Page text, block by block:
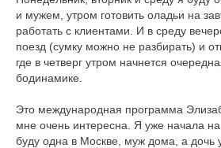
и мужем, утром готовить оладьи на
работать с клиентами. И в среду
поезд (сумку можно не разбирать) и
где в четверг утром начнется
бодинамике.
Это международная программа
мне очень интересна. Я уже начала
буду одна в Москве, муж дома, а дочь